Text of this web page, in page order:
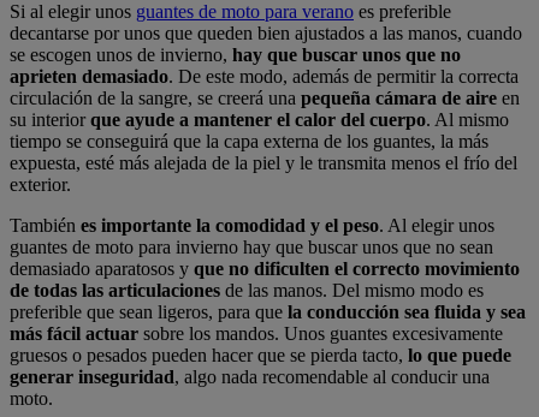
Si al elegir unos guantes de moto para verano es preferible
decantarse por unos que queden bien ajustados a las manos, cuando
se escogen unos de invierno, hay que buscar unos que no
aprieten demasiado. De este modo, además de permitir la correcta
circulación de la sangre, se creerá una pequeña cámara de aire en
su interiorque ayude a mantener el calor del cuerpo. Al mismo
tiempo se conseguirá que la capa externa de los guantes, la más
expuesta, esté más alejada de la piel y le transmita menos el frío del
exterior.
También es importante la comodidad y el peso. Al elegir unos
guantes de moto para invierno hay que buscar unos que no sean
demasiado aparatosos y que no dificulten el correcto movimiento
de todas las articulaciones de las manos. Del mismo modo es
preferible que sean ligeros, para que la conducción sea fluida y sea
más fácil actuar sobre los mandos. Unos guantes excesivamente
gruesos o pesados pueden hacer que se pierda tacto, lo que puede
generar inseguridad, algo nada recomendable al conducir una
moto.